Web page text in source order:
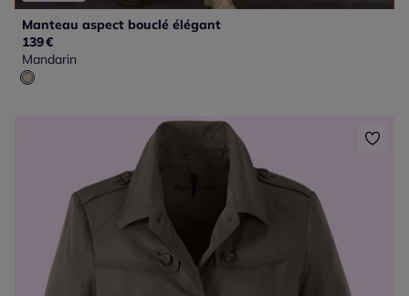
Manteau aspect bouclé élégant
139€
Mandarin